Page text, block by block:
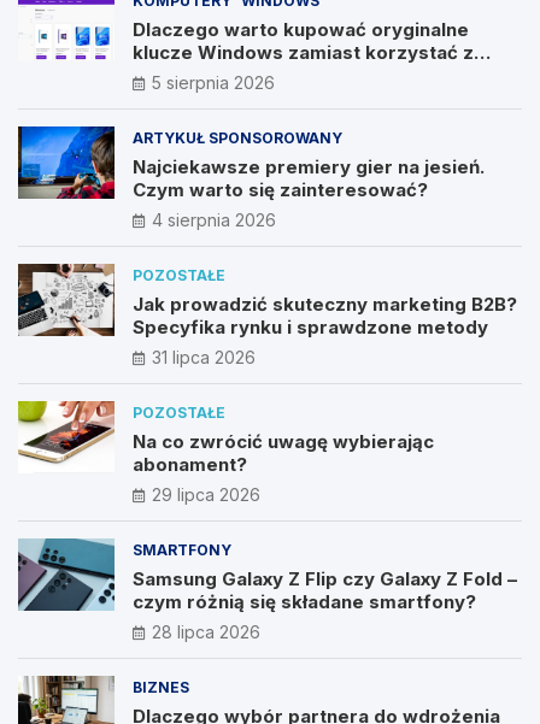
Dlaczego warto kupować oryginalne
klucze Windows zamiast korzystać z
nieautoryzowanych źródeł?
5 sierpnia 2026
ARTYKUŁ SPONSOROWANY
Najciekawsze premiery gier na jesień.
Czym warto się zainteresować?
4 sierpnia 2026
POZOSTAŁE
Jak prowadzić skuteczny marketing B2B?
Specyfika rynku i sprawdzone metody
31 lipca 2026
POZOSTAŁE
Na co zwrócić uwagę wybierając
abonament?
29 lipca 2026
SMARTFONY
Samsung Galaxy Z Flip czy Galaxy Z Fold –
czym różnią się składane smartfony?
28 lipca 2026
BIZNES
Dlaczego wybór partnera do wdrożenia